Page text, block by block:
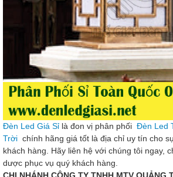
Đèn Led Giá Sỉ là đon vị phân phối Đèn Led
Trời chính hãng giá tốt là địa chỉ uy tín cho
khách hàng. Hãy liên hệ với chúng tôi ngay,
dược phục vụ quý khách hàng.
CHI NHÁNH CÔNG TY TNHH MTV QUẢNG